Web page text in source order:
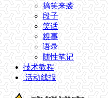
搞笑来袭
段子
笑话
糗事
语录
随性笔记
技术教程
活动线报